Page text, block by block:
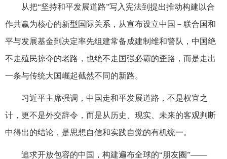
从把“坚持和平发展道路”写入宪法到提出推动构建以合
作共赢为核心的新型国际关系，从宣布设立中国－联合国和
平与发展基金到决定率先组建常备成建制维和警队，中国绝
不走殖民掠夺的老路，也绝不走国强必霸的歪路，而是走出
一条与传统大国崛起截然不同的新路。
习近平主席强调，中国走和平发展道路，不是权宜之
计，更不是外交辞令，而是从历史、现实、未来的客观判断
中得出的结论，是思想自信和实践自觉的有机统一。
追求开放包容的中国，构建遍布全球的“朋友圈”——